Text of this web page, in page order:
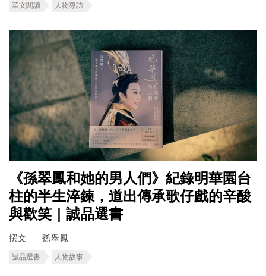
華文閱讀 人物專訪
《孫翠鳳和她的男人們》紀錄明華園台
柱的半生淬鍊，道出傳承歌仔戲的辛酸
與歡笑｜誠品選書
撰文 孫翠鳳
誠品選書 人物故事